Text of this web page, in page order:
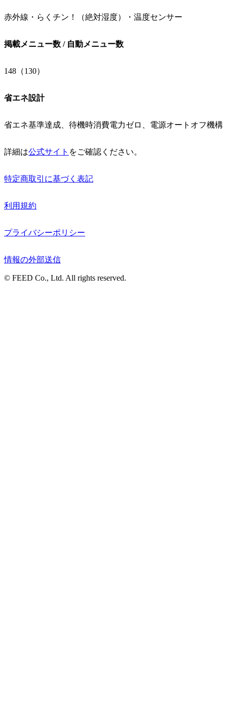
赤外線・らくチン！（絶対湿度）・温度センサー
掲載メニュー数 / 自動メニュー数
148（130）
省エネ設計
省エネ基準達成、待機時消費電力ゼロ、電源オートオフ機構
詳細は公式サイト をご確認ください。
特定商取引に基づく表記
利用規約
プライバシーポリシー
情報の外部送信
© FEED Co., Ltd. All rights reserved.